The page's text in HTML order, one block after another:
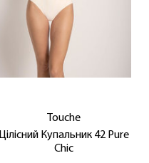
Touche
Цілісний Купальник 42 Pure
Chic